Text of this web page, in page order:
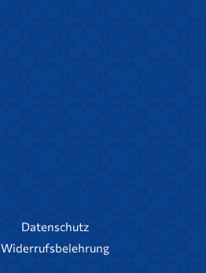
Datenschutz
Widerrufsbelehrung